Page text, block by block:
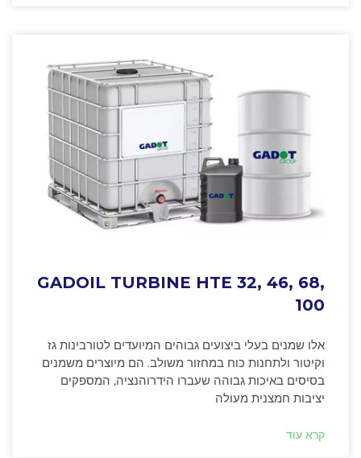
GADOIL TURBINE HTE 32, 46, 68,
100
אלו שמנים בעלי ביצועים גבוהים המיועדים לטורבינות גז
וקיטור ולתחנות כוח במחזור משולב. הם מיוצרים משמנים
בסיסים באיכות גבוהה שעברו הידרוהנציה, המספקים
יציבות חמצנית מעולה
קרא עוד